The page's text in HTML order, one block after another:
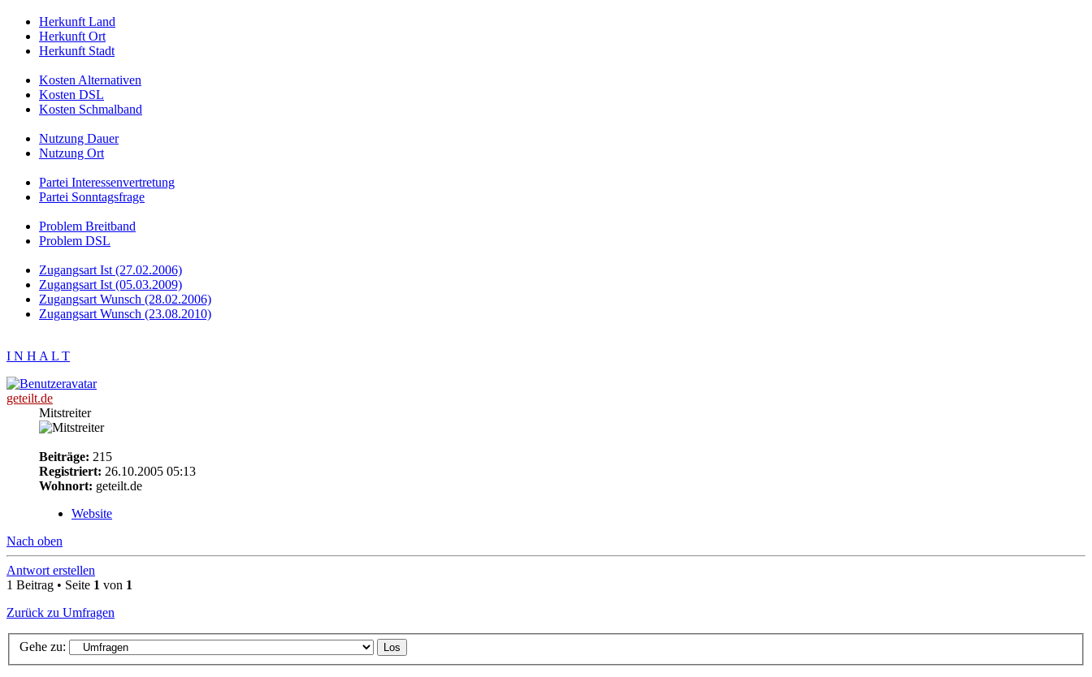
Herkunft Land
Herkunft Ort
Herkunft Stadt
Kosten Alternativen
Kosten DSL
Kosten Schmalband
Nutzung Dauer
Nutzung Ort
Partei Interessenvertretung
Partei Sonntagsfrage
Problem Breitband
Problem DSL
Zugangsart Ist (27.02.2006)
Zugangsart Ist (05.03.2009)
Zugangsart Wunsch (28.02.2006)
Zugangsart Wunsch (23.08.2010)
I N H A L T
geteilt.de
Mitstreiter
Beiträge: 215
Registriert: 26.10.2005 05:13
Wohnort: geteilt.de
Website
Nach oben
Antwort erstellen
1 Beitrag • Seite 1 von 1
Zurück zu Umfragen
Gehe zu: